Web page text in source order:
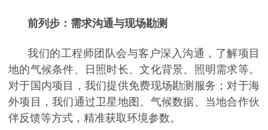
前列步：需求沟通与现场勘测
我们的工程师团队会与客户深入沟通，了解项目
地的气候条件、日照时长、文化背景、照明需求等。
对于国内项目，我们提供免费现场勘测服务；对于海
外项目，我们通过卫星地图、气候数据、当地合作伙
伴反馈等方式，精准获取环境参数。